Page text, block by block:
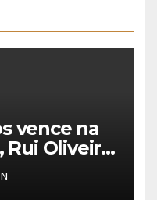
vence na
Rui Oliveira
Volta a